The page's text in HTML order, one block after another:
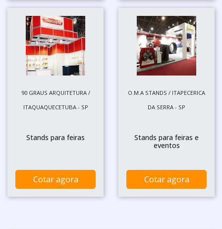
90 GRAUS ARQUITETURA /
ITAQUAQUECETUBA - SP
Stands para feiras
Cotar agora
O.M.A STANDS / ITAPECERICA
DA SERRA - SP
Stands para feiras e
eventos
Cotar agora